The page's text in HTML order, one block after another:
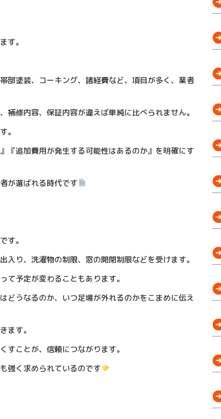
す。
部塗装、コーキング、諸経費など、項目が多く、業者
修内容、保証内容が違えば単純に比べられません。
。
『追加費用が発生する可能性はあるのか』を明確にす
が選ばれる時代です
す。
り、洗濯物の制限、窓の開閉制限などを受けます。
て予定が変わることもあります。
どうなるのか、いつ足場が外れるのかをこまめに伝え
ます。
すことが、信頼につながります。
強く求められているのです